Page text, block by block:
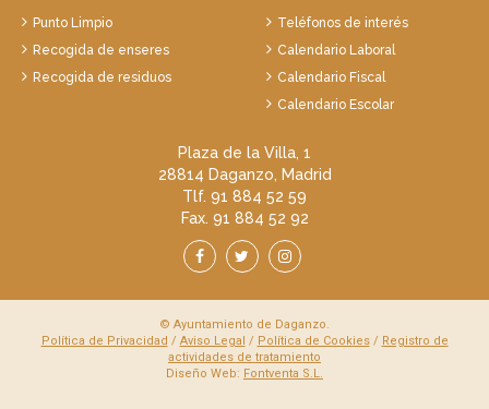
Punto Limpio
Recogida de enseres
Recogida de residuos
Teléfonos de interés
Calendario Laboral
Calendario Fiscal
Calendario Escolar
Plaza de la Villa, 1
28814 Daganzo, Madrid
Tlf. 91 884 52 59
Fax. 91 884 52 92
© Ayuntamiento de Daganzo.
Política de Privacidad / Aviso Legal / Política de Cookies/ Registro de
actividades de tratamiento
Diseño Web: Fontventa S.L.